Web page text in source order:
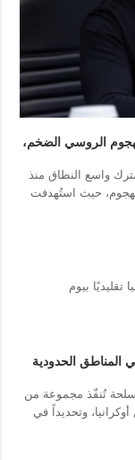
عن 83 شخصًا في الهجوم الروسي الضخم،
مشترك واسع النطاق منذ
للهجوم، حيث استُهدفت
بيوم
المناطق الحدودية
تُنفّذ مجموعة من
وتحديداً في